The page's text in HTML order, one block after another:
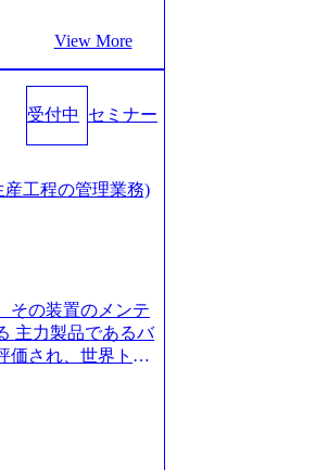
定、組織改革、
名の由来は”DXエ
の領域にX（クロ
知されていたが、
リック、製造業、
ワンプール制では
積みたい方でも、
our-vision-pr
pu
ou
62c9-4258-aa0
強みを持つITコン
サルタントが集う
またはグループ会
View More
受付中 セミナー
産工程の管理業務)
その装置のメンテ
主力製品であるバ
価され、世界トッ
対話 Vision:夢を
IoT社会の浸透、
伴い半導体製造